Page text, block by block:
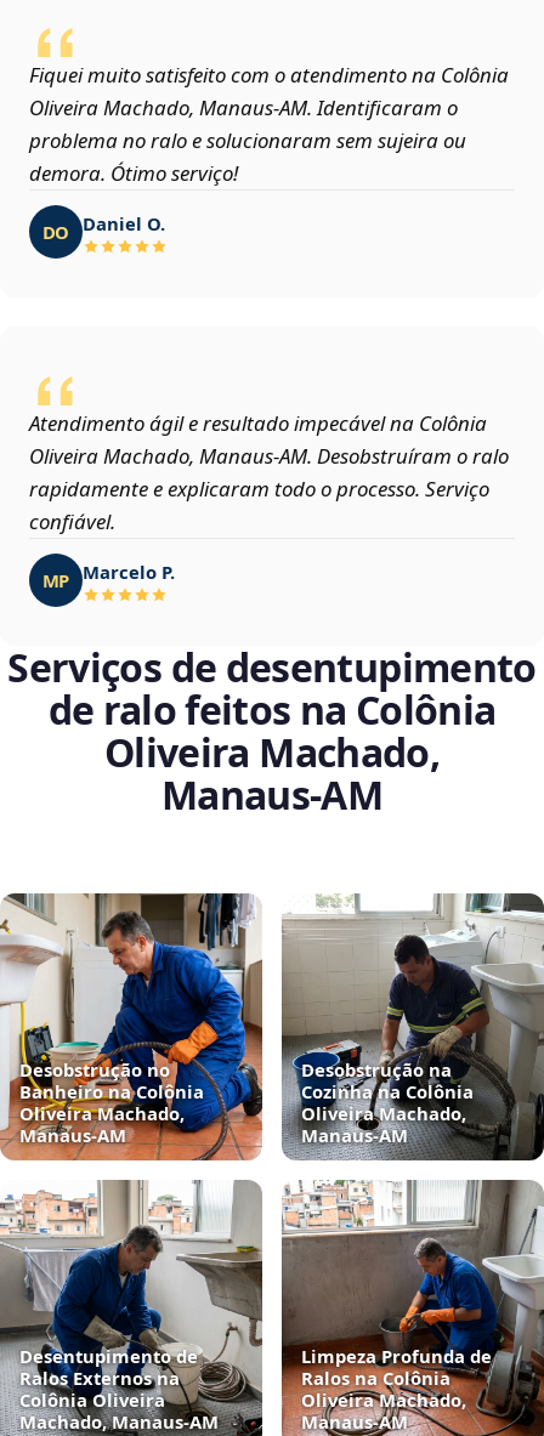
Fiquei muito satisfeito com o atendimento na Colônia
Oliveira Machado, Manaus‑AM. Identificaram o
problema no ralo e solucionaram sem sujeira ou
demora. Ótimo serviço!
DO Daniel O.
Atendimento ágil e resultado impecável na Colônia
Oliveira Machado, Manaus‑AM. Desobstruíram o ralo
rapidamente e explicaram todo o processo. Serviço
confiável.
MP Marcelo P.
Serviços de desentupimento
de ralo feitos na Colônia
Oliveira Machado,
Manaus‑AM
Desobstrução no
Banheiro na Colônia
Oliveira Machado,
Manaus‑AM
Desobstrução na
Cozinha na Colônia
Oliveira Machado,
Manaus‑AM
Desentupimento de
Ralos Externos na
Colônia Oliveira
Machado, Manaus‑AM
Limpeza Profunda de
Ralos na Colônia
Oliveira Machado,
Manaus‑AM